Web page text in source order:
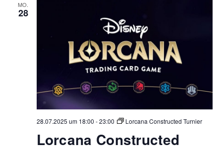
MO.
28
28.07.2025 um 18:00 -23:00 Lorcana Constructed Turnier
Lorcana Constructed